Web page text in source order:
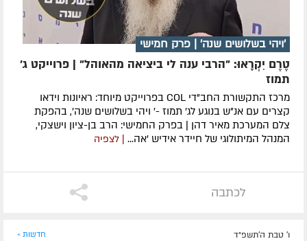
'ויהי בשלושים שנה' | פרק חמישי
טֶרֶם יִקְרָאוּ: "הרבי ענה לי ביציאה מהאוהל" | פרוייקט ג'
תמוז
מרכז התקשורת החב"די COL בפרוייקט מיוחד: ראיונות וידאו
קצרים עם אנ"ש בנוגע לג' תמוז -' ויהי בשלושים שנה', בהפקת
צלם המערכת מאיר דהן | בפרק החמישי: הרב בן-ציון וישצקי,
המנהל המיתולוגי של חיידר אידיש 'אה... | לצפיה
לכתבה
ו' טבת ה׳תשפ״ד חדשות »